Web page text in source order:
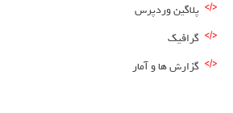
پلاگین وردپرس
گرافیک
گزارش ها و آمار